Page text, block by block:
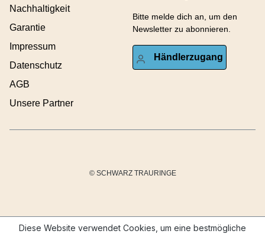
Nachhaltigkeit
Garantie
Impressum
Datenschutz
AGB
Unsere Partner
Bitte melde dich an, um den
Newsletter zu abonnieren.
Händlerzugang
© SCHWARZ TRAURINGE
Diese Website verwendet Cookies, um eine bestmögliche